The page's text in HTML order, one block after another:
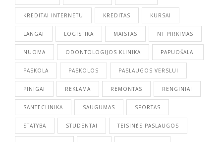
KREDITAI INTERNETU KREDITAS KURSAI
LANGAI LOGISTIKA MAISTAS NT PIRKIMAS
NUOMA ODONTOLOGIJOS KLINIKA PAPUOŠALAI
PASKOLA PASKOLOS PASLAUGOS VERSLUI
PINIGAI REKLAMA REMONTAS RENGINIAI
SANTECHNIKA SAUGUMAS SPORTAS
STATYBA STUDENTAI TEISINĖS PASLAUGOS